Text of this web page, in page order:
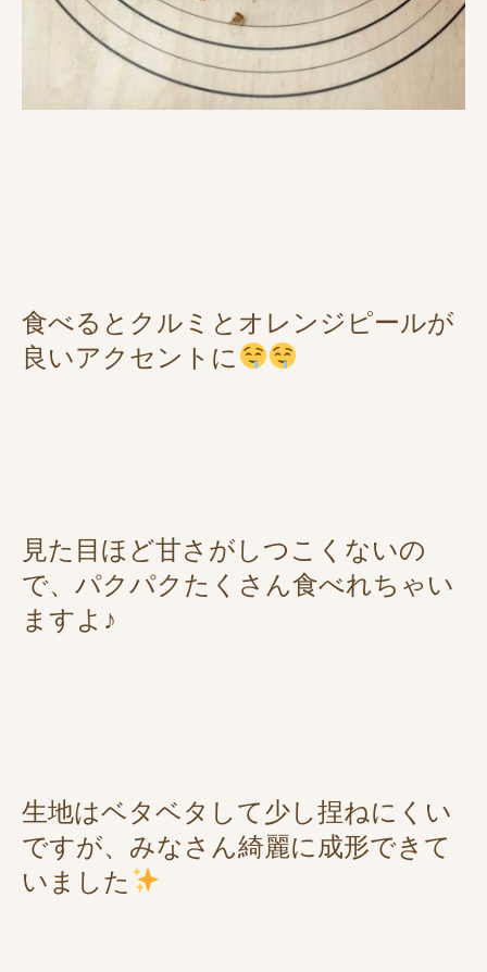
食べるとクルミとオレンジピールが
良いアクセントに
見た目ほど甘さがしつこくないの
で、パクパクたくさん食べれちゃい
ますよ♪
生地はベタベタして少し捏ねにくい
ですが、みなさん綺麗に成形できて
いました